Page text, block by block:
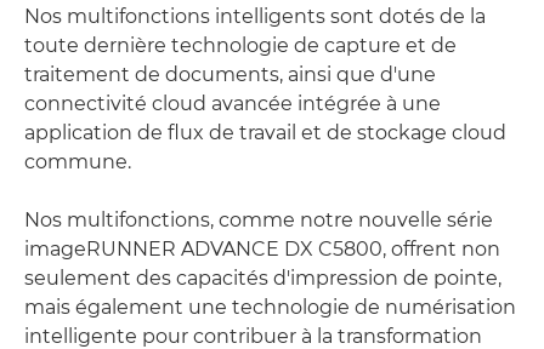
Nos multifonctions intelligents sont dotés de la
toute dernière technologie de capture et de
traitement de documents, ainsi que d'une
connectivité cloud avancée intégrée à une
application de flux de travail et de stockage cloud
commune.
Nos multifonctions, comme notre nouvelle série
imageRUNNER ADVANCE DX C5800, offrent non
seulement des capacités d'impression de pointe,
mais également une technologie de numérisation
intelligente pour contribuer à la transformation